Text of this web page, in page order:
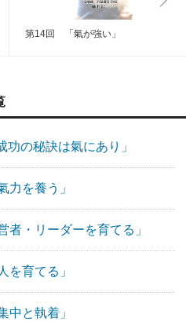
第14回 「氣が強い」
の秘訣は氣にあり」
を養う」
者・リーダーを育てる」
育てる」
と執着」